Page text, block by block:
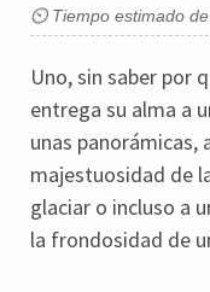
⏲ Tiempo estimado
Uno, sin saber por
entrega su alma a
unas panorámicas,
majestuosidad de
glaciar o incluso a
la frondosidad de